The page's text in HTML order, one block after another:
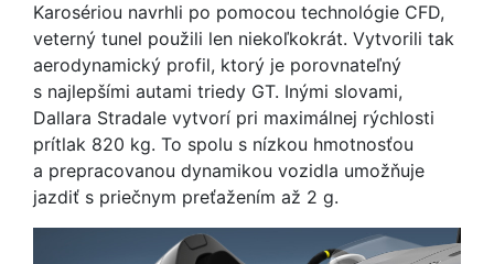
Karosériou navrhli po pomocou technológie CFD,
veterný tunel použili len niekoľkokrát. Vytvorili tak
aerodynamický profil, ktorý je porovnateľný
s najlepšími autami triedy GT. Inými slovami,
Dallara Stradale vytvorí pri maximálnej rýchlosti
prítlak 820 kg. To spolu s nízkou hmotnosťou
a prepracovanou dynamikou vozidla umožňuje
jazdiť s priečnym preťažením až 2 g.